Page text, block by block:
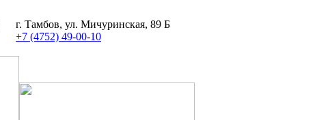
г. Тамбов, ул. Мичуринская, 89 Б
+7 (4752) 49-00-10